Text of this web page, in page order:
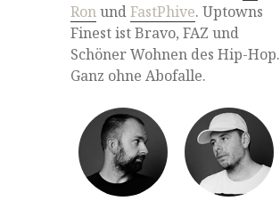
RonundFastPhive. Uptowns
Finest ist Bravo, FAZ und
Schöner Wohnen des Hip-Hop.
Ganz ohne Abofalle.